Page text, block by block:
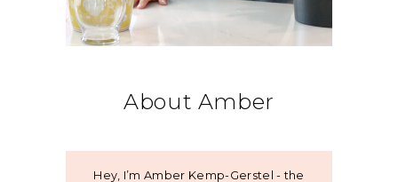
About Amber
Hey, I’m Amber Kemp-Gerstel - the